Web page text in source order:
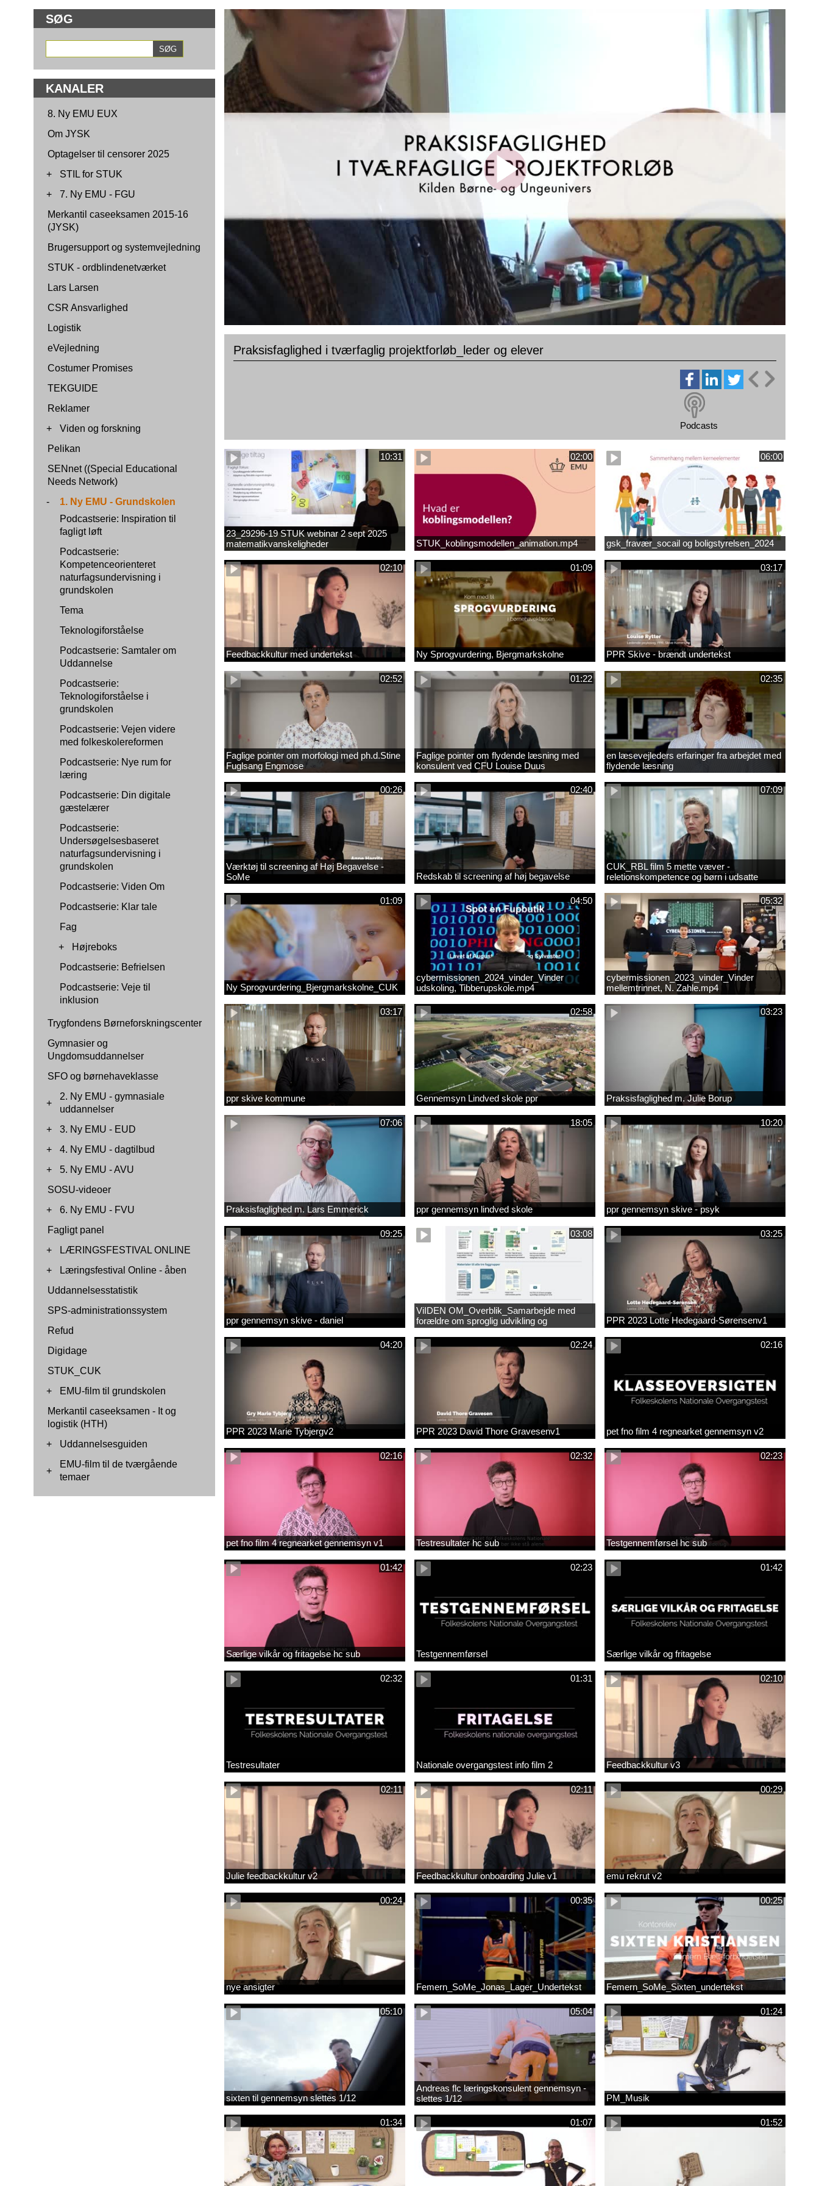
SØG
KANALER
8. Ny EMU EUX
Om JYSK
Optagelser til censorer 2025
+
STIL for STUK
+
7. Ny EMU - FGU
Merkantil caseeksamen 2015-16
(JYSK)
Brugersupport og systemvejledning
STUK - ordblindenetværket
Lars Larsen
CSR Ansvarlighed
Logistik
eVejledning
Costumer Promises
TEKGUIDE
Reklamer
+
Viden og forskning
Pelikan
SENnet ((Special Educational
Needs Network)
-
1. Ny EMU - Grundskolen
Podcastserie: Inspiration til
fagligt løft
Podcastserie:
Kompetenceorienteret
naturfagsundervisning i
grundskolen
Tema
Teknologiforståelse
Podcastserie: Samtaler om
Uddannelse
Podcastserie:
Teknologiforståelse i
grundskolen
Podcastserie: Vejen videre
med folkeskolereformen
Podcastserie: Nye rum for
læring
Podcastserie: Din digitale
gæstelærer
Podcastserie:
Undersøgelsesbaseret
naturfagsundervisning i
grundskolen
Podcastserie: Viden Om
Podcastserie: Klar tale
Fag
+
Højreboks
Podcastserie: Befrielsen
Podcastserie: Veje til
inklusion
Trygfondens Børneforskningscenter
Gymnasier og
Ungdomsuddannelser
SFO og børnehaveklasse
+
2. Ny EMU - gymnasiale
uddannelser
+
3. Ny EMU - EUD
+
4. Ny EMU - dagtilbud
+
5. Ny EMU - AVU
SOSU-videoer
+
6. Ny EMU - FVU
Fagligt panel
+
LÆRINGSFESTIVAL ONLINE
+
Læringsfestival Online - åben
Uddannelsesstatistik
SPS-administrationssystem
Refud
Digidage
STUK_CUK
+
EMU-film til grundskolen
Merkantil caseeksamen - It og
logistik (HTH)
+
Uddannelsesguiden
+
EMU-film til de tværgående
temaer
Praksisfaglighed i tværfaglig projektforløb_leder og elever
Podcasts
10:31
23_29296-19 STUK webinar 2 sept 2025
matematikvanskeligheder
1889337_1_1.MP4
02:00
STUK_koblingsmodellen_animation.mp4
06:00
gsk_fravær_socail og boligstyrelsen_2024
02:10
Feedbackkultur med undertekst
01:09
Ny Sprogvurdering, Bjergmarkskolne
03:17
PPR Skive - brændt undertekst
02:52
Faglige pointer om morfologi med ph.d.Stine
Fuglsang Engmose
01:22
Faglige pointer om flydende læsning med
konsulent ved CFU Louise Duus
02:35
en læsevejleders erfaringer fra arbejdet med
flydende læsning
00:26
Værktøj til screening af Høj Begavelse -
SoMe
02:40
Redskab til screening af høj begavelse
07:09
CUK_RBL film 5 mette væver -
reletionskompetence og børn i udsatte
positioner.
01:09
Ny Sprogvurdering_Bjergmarkskolne_CUK
04:50
cybermissionen_2024_vinder_Vinder
udskoling, Tibberupskole.mp4
05:32
cybermissionen_2023_vinder_Vinder
mellemtrinnet, N. Zahle.mp4
03:17
ppr skive kommune
02:58
Gennemsyn Lindved skole ppr
03:23
Praksisfaglighed m. Julie Borup
07:06
Praksisfaglighed m. Lars Emmerick
18:05
ppr gennemsyn lindved skole
10:20
ppr gennemsyn skive - psyk
09:25
ppr gennemsyn skive - daniel
03:08
ViIDEN OM_Overblik_Samarbejde med
forældre om sproglig udvikling og
forebyggelse af læsevanskelighede
03:25
PPR 2023 Lotte Hedegaard-Sørensenv1
04:20
PPR 2023 Marie Tybjergv2
02:24
PPR 2023 David Thore Gravesenv1
02:16
pet fno film 4 regnearket gennemsyn v2
02:16
pet fno film 4 regnearket gennemsyn v1
02:32
Testresultater hc sub
02:23
Testgennemførsel hc sub
01:42
Særlige vilkår og fritagelse hc sub
02:23
Testgennemførsel
01:42
Særlige vilkår og fritagelse
02:32
Testresultater
01:31
Nationale overgangstest info film 2
02:10
Feedbackkultur v3
02:11
Julie feedbackkultur v2
02:11
Feedbackkultur onboarding Julie v1
00:29
emu rekrut v2
00:24
nye ansigter
00:35
Femern_SoMe_Jonas_Lager_Undertekst
00:25
Femern_SoMe_Sixten_undertekst
05:10
sixten til gennemsyn slettes 1/12
05:04
Andreas flc læringskonsulent gennemsyn -
slettes 1/12
01:24
PM_Musik
01:34 01:07 01:52